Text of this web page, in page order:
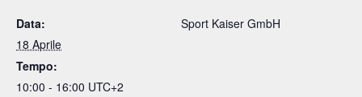
Data:
18 Aprile
Tempo:
10:00 - 16:00 UTC+2
Sport Kaiser GmbH